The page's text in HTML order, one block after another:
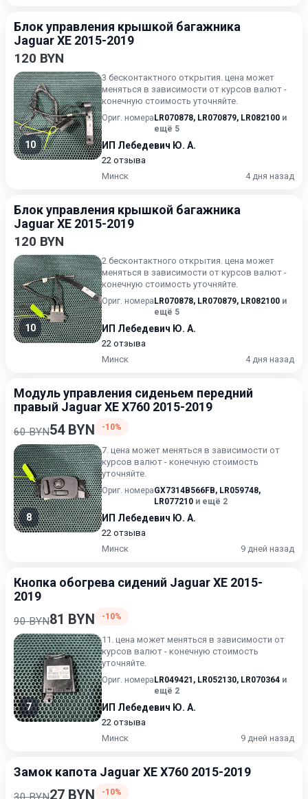
Блок управления крышкой багажника
Jaguar XE 2015-2019
120 BYN
10
3 бесконтактного открытия. цена может
меняться в зависимости от курсов валют -
конечную стоимость уточняйте.
Ориг. номера LR070878, LR070879, LR082100 и
ещё 5
ИП Лебедевич Ю. А.
22 отзыва
Минск
4 дня назад
Блок управления крышкой багажника
Jaguar XE 2015-2019
120 BYN
10
2 бесконтактного открытия. цена может
меняться в зависимости от курсов валют -
конечную стоимость уточняйте.
Ориг. номера LR070878, LR070879, LR082100 и
ещё 5
ИП Лебедевич Ю. А.
22 отзыва
Минск
4 дня назад
Модуль управления сиденьем передний
правый Jaguar XE X760 2015-2019
60 BYN54 BYN -10%
8
7. цена может меняться в зависимости от
курсов валют - конечную стоимость
уточняйте.
Ориг. номераGX7314B566FB, LR059748,
LR077210 и ещё 2
ИП Лебедевич Ю. А.
22 отзыва
Минск
9 дней назад
Кнопка обогрева сидений Jaguar XE 2015-
2019
90 BYN81 BYN -10%
7
11. цена может меняться в зависимости от
курсов валют - конечную стоимость
уточняйте.
Ориг. номера LR049421 , LR052130, LR070364 и
ещё 2
ИП Лебедевич Ю. А.
22 отзыва
Минск
9 дней назад
Замок капота Jaguar XE X760 2015-2019
27 BYN -10%